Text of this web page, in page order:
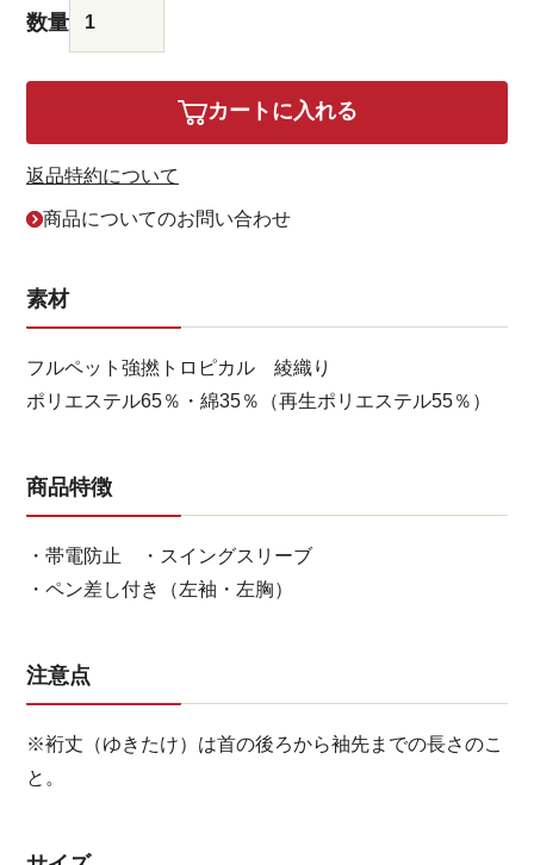
カートに入れる
返品特約について
商品についてのお問い合わせ
素材
フルペット強撚トロピカル 綾織り
ポリエステル65％・綿35％（再生ポリエステル55％）
商品特徴
・帯電防止 ・スイングスリーブ
・ペン差し付き（左袖・左胸）
注意点
※裄丈（ゆきたけ）は首の後ろから袖先までの長さのこ
と。